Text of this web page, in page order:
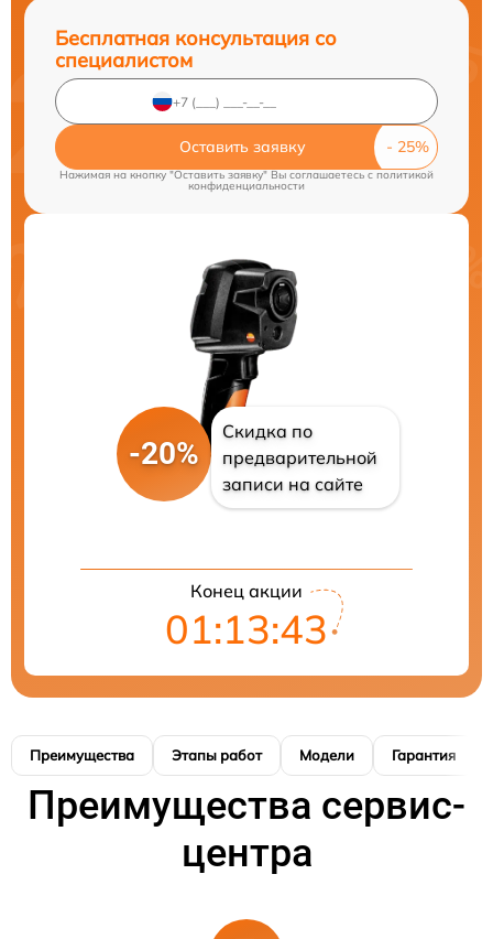
Бесплатная консультация со
специалистом
Оставить заявку
Нажимая на кнопку "Оставить заявку" Вы соглашаетесь cполитикой
конфиденциальности
-20%
Скидка по
предварительной
записи на сайте
Конец акции
01:13:42
Преимущества Этапы работ Модели Гарантия
Преимущества сервис-
центра